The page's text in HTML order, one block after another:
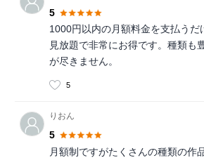
5
1000円以内の月額料金を支払うだ
見放題で非常にお得です。種類も
が尽きません。
5
りおん
5
月額制ですがたくさんの種類の作